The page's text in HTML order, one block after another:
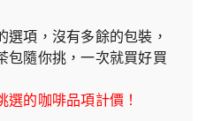
項，沒有多餘的包裝，
包隨你挑，一次就買好買
的咖啡品項計價！